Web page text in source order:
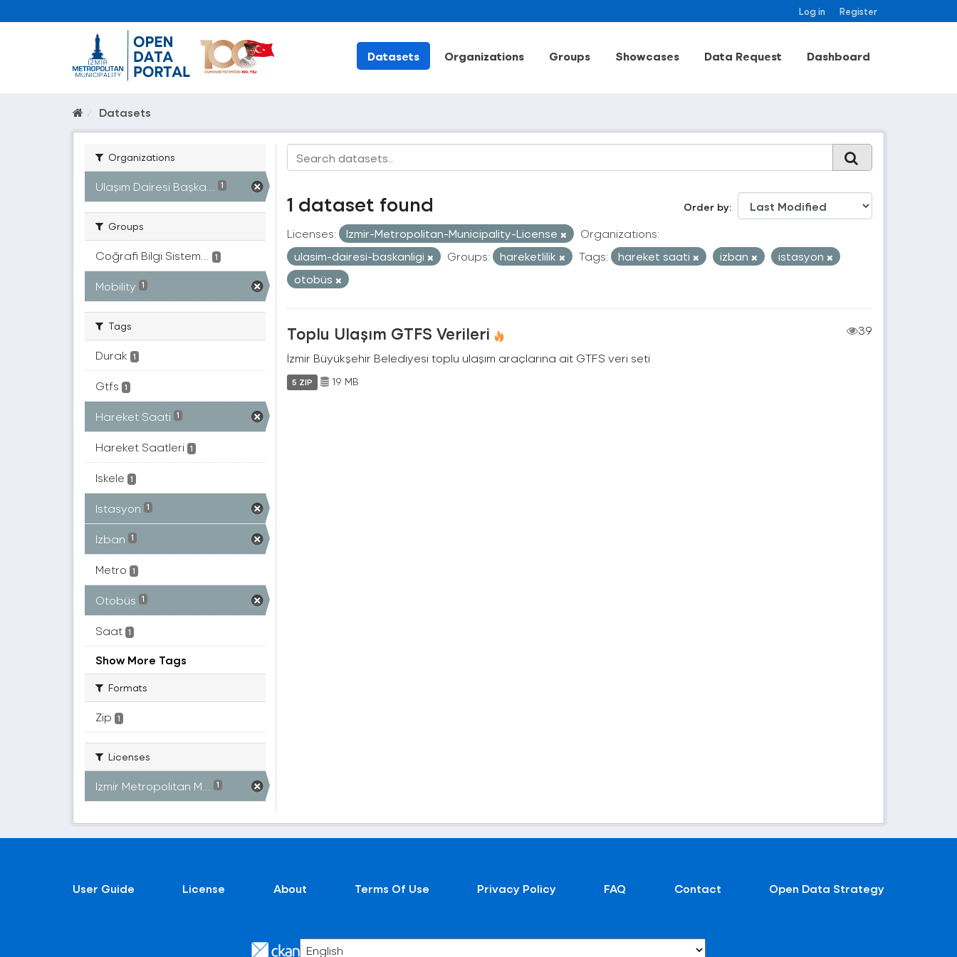
Log in Register
Datasets Organizations Groups Showcases Data Request Dashboard
Datasets
Organizations
Ulaşım Dairesi Başka... 1
Groups
Coğrafi Bilgi Sistem... 1
Mobility 1
Tags
Durak 1
Gtfs 1
Hareket Saati 1
Hareket Saatleri 1
Iskele 1
Istasyon 1
Izban 1
Metro 1
Otobüs 1
Saat 1
Show More Tags
Formats
Zip 1
Licenses
Izmir Metropolitan M... 1
Order by
1 dataset found
Licenses: Izmir-Metropolitan-Municipality-License
Organizations:
ulasim-dairesi-baskanligi
Groups: hareketlilik Tags: hareket saati izban
istasyon
otobüs
Toplu Ulaşım GTFS Verileri
39
İzmir Büyükşehir Belediyesi toplu ulaşım araçlarına ait GTFS veri seti
5 ZIP 19 MB
User Guide License About Terms Of Use Privacy Policy FAQ Contact Open Data Strategy